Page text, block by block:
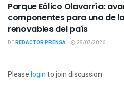
Parque Eólico Olavarría:
componentes para uno de
renovables del país
DEREDACTOR PRENSA 28/07/2026
Pleaseloginto join discussion